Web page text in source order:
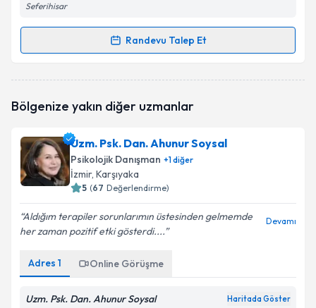
Seferihisar
Randevu Talep Et
Randevu Takvimi Talebi
oluşturun. Size bu uzmandan randevu almanız için bir
E-posta Adresiniz
Kişisel verilerimin işlenmesine ilişkinAydınlatma
Metni'ni okudum ve kişisel verilerimin belirtilen
Takvim Talebini Gönder
Bölgenize yakın diğer uzmanlar
Uzm. Psk. Dan. Ahunur Soysal
Psikolojik Danışman +1diğer
İzmir, Karşıyaka
5 (67 Değerlendirme)
Aldığım terapiler sorunlarımın üstesinden gelmemde
her zaman pozitif etki gösterdi....
Devamı
Adres 1 Online Görüşme
Uzm. Psk. Dan. Ahunur Soysal Haritada Göster